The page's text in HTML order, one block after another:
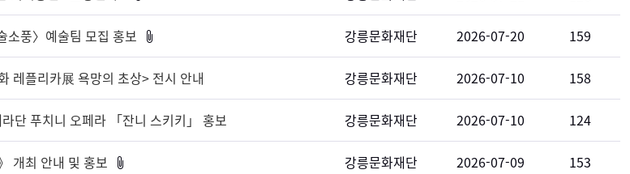
풍〉예술팀 모집 홍보 강릉문화재단 2026-07-20 159
레플리카展 욕망의 초상> 전시 안내 강릉문화재단 2026-07-10 158
단 푸치니 오페라 「잔니 스키키」 홍보 강릉문화재단 2026-07-10 124
개최 안내 및 홍보 강릉문화재단 2026-07-09 153